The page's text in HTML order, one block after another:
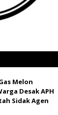
Melon
Desak APH
Sidak Agen